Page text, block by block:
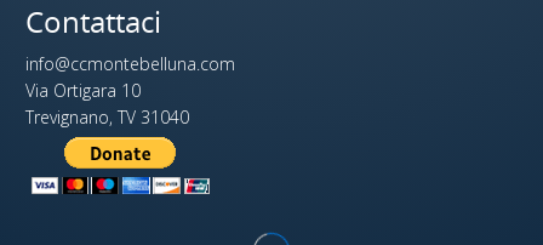
Contattaci
info@ccmontebelluna.com
Via Ortigara 10
Trevignano, TV 31040